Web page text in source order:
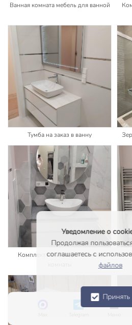
Ванная комната мебель для ванной
Тумба на заказ в ванну
Комплект мебели для ванной
Уведомление о
Продолжая
соглашаетесь с
файлов
Принять